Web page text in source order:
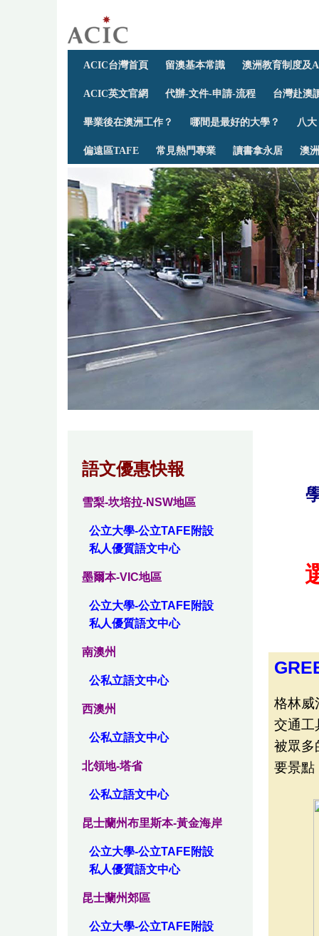
ACIC台灣首頁 留澳基本常識 澳洲教育制度及
ACIC英文官網 代辦-文件-申請-流程 台灣赴澳
畢業後在澳洲工作？ 哪間是最好的大學？ 八
偏遠區TAFE 常見熱門專業 讀書拿永居 澳
語文優惠快報
雪梨-坎培拉-NSW地區
公立大學-公立TAFE附設
私人優質語文中心
墨爾本-VIC地區
公立大學-公立TAFE附設
私人優質語文中心
南澳州
公私立語文中心
西澳州
公私立語文中心
北領地-塔省
公私立語文中心
昆士蘭州布里斯本-黃金海岸
公立大學-公立TAFE附設
私人優質語文中心
昆士蘭州郊區
公立大學-公立TAFE附設
格林威
交通工
被眾多
要景點